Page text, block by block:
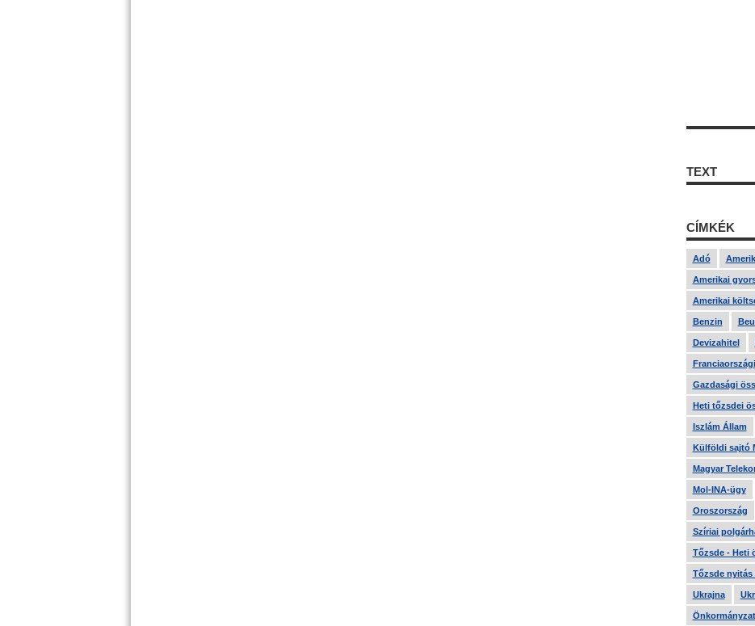
TEXT
CÍMKÉK
Adó
Amerikai
Amerikai
Benzin
Devizahitel
Gazdasági
Heti tőzsdei
Iszlám Állam
Külföldi sajtó
Magyar
Mol-INA-ügy
Oroszország
Szíriai
Tőzsde - Heti
Tőzsde nyitás
Ukrajna